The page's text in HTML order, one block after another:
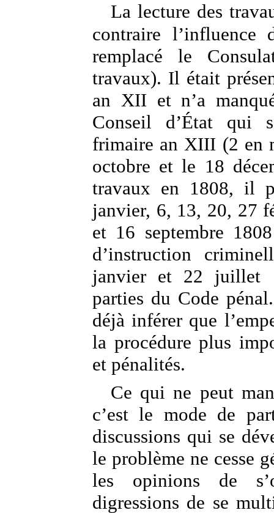
La lecture des
contraire l’influence
remplacé le
travaux). Il était
an XII et n’a
Conseil d’État qui
frimaire an XIII (2 en
octobre et le 18
travaux en 1808, il
janvier, 6, 13, 20, 27
et 16 septembre
d’instruction
janvier et 22 juillet
parties du Code
déjà inférer que
la procédure plus
et pénalités.
Ce qui ne peut
c’est le mode de
discussions qui se
le problème ne cesse
les opinions de
digressions de se